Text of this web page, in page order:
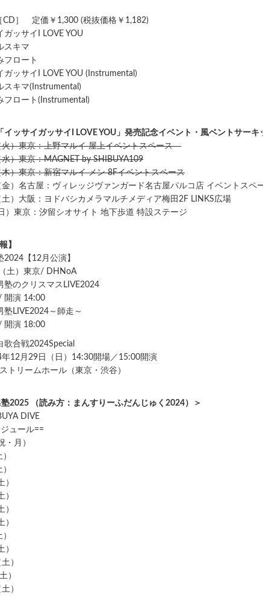
CD］ 定価￥1,300 (税抜価格￥1,182)
ッサイI LOVE YOU
キマ
ロート
ッサイI LOVE YOU (Instrumental)
キマ(Instrumental)
ロート(Instrumental)
イッサイガッサイI LOVE YOU」発売記念イベント・風ベントサーキ
火）東京：上野マルイ 屋上イベントスペース
）東京：MAGNET by SHIBUYA109
）東京：新宿マルイ メン 8Fイベントスペース
）名古屋：ヴィレッジヴァンガード名古屋パルコ店 イベントスペ
）大阪：ヨドバシカメラマルチメディア梅田2F LINKS広場
）東京：汐留シオサイト 地下歩道 特設ステージ
】
2024【12月公演】
土）東京/ DHNoA
塾のクリスマスLIVE2024
開演 14:00
塾LIVE2024～師走～
開演 18:00
歌合戦2024Special
年12月29日（日）14:30開場／15:00開演
トリームホール（東京・渋谷）
塾2025 （読み方：まんすりーふだんじゅく2024）＞
DIVE
ュール==
・月）
）
）
）
）
）
）
）
）